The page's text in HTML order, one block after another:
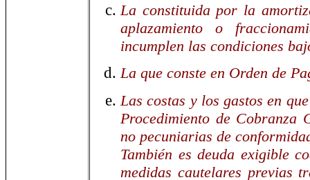
La constituida por la
aplazamiento o
incumplen las condiciones
La que conste en Orden de
Las costas y los gastos en
Procedimiento de Cobranza
no pecuniarias de
También es deuda exigible
medidas cautelares previas